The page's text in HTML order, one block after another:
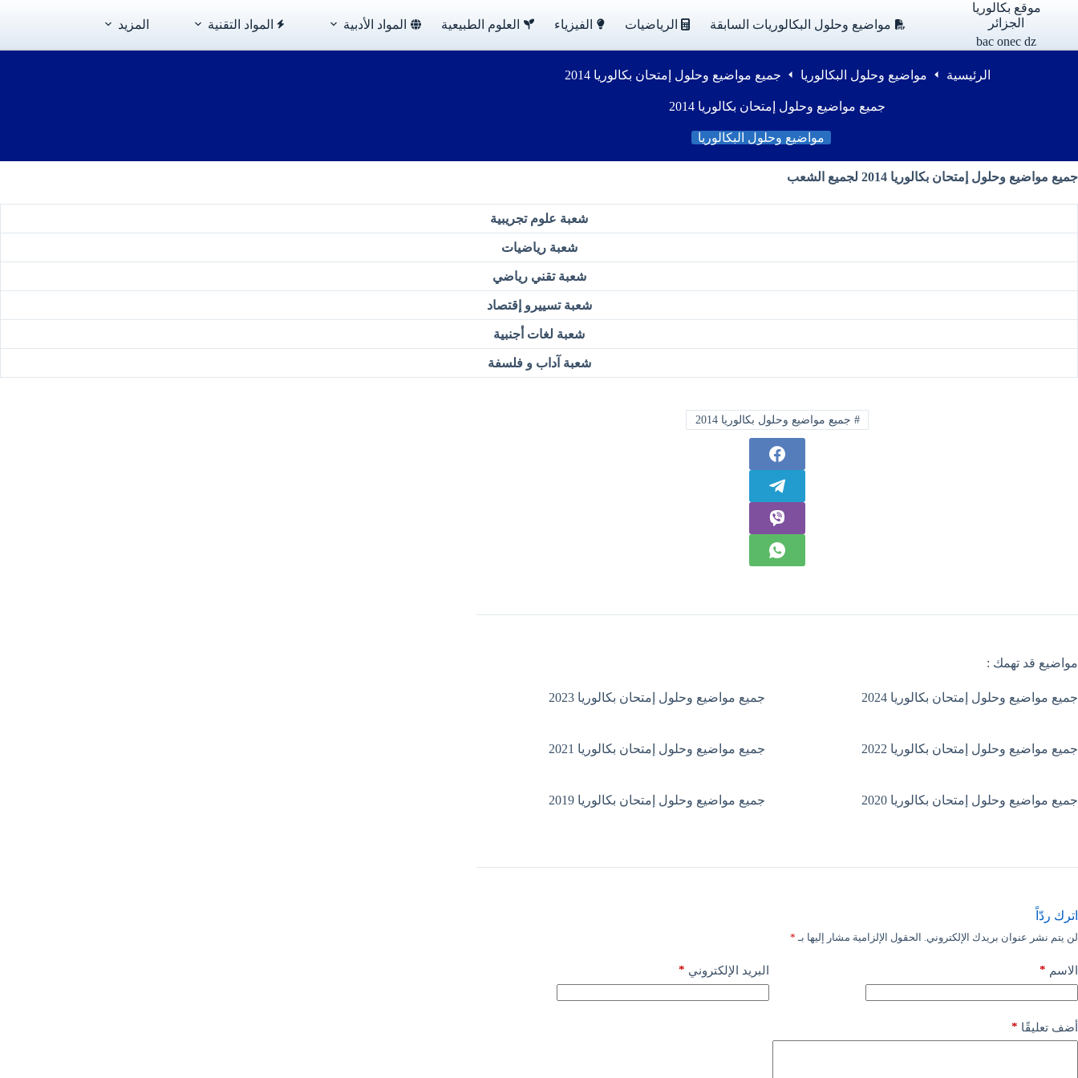
موقع بكالوريا
الجزائر
bac onec dz
مواضيع وحلول البكالوريات السابقة الرياضيات الفيزياء العلوم الطبيعية المواد الأدبية المواد التقنية المزيد
الرئيسية مواضيع وحلول البكالوريا جميع مواضيع وحلول إمتحان بكالوريا 2014
جميع مواضيع وحلول إمتحان بكالوريا 2014
مواضيع وحلول البكالوريا
جميع مواضيع وحلول إمتحان بكالوريا 2014 لجميع الشعب
شعبة علوم تجريبية
شعبة رياضيات
شعبة تقني رياضي
شعبة تسييرو إقتصاد
شعبة لغات أجنبية
شعبة آداب و فلسفة
# جميع مواضيع وحلول بكالوريا 2014
مواضيع قد تهمك :
جميع مواضيع وحلول إمتحان بكالوريا 2024 جميع مواضيع وحلول إمتحان بكالوريا 2023
جميع مواضيع وحلول إمتحان بكالوريا 2022 جميع مواضيع وحلول إمتحان بكالوريا 2021
جميع مواضيع وحلول إمتحان بكالوريا 2020 جميع مواضيع وحلول إمتحان بكالوريا 2019
اترك ردّاً
لن يتم نشر عنوان بريدك الإلكتروني. الحقول الإلزامية مشار إليها بـ *
الاسم * البريد الإلكتروني *
أضف تعليقًا *